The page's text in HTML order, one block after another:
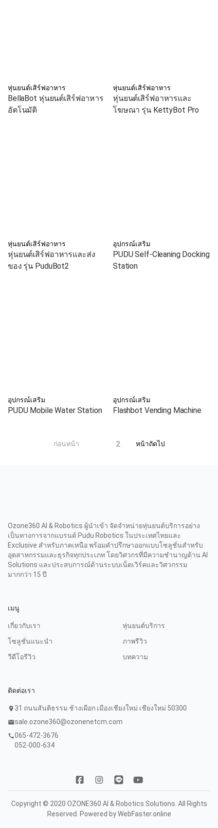
หุ่นยนต์เสิร์ฟอาหาร
BellaBot หุ่นยนต์เสิร์ฟอาหาร
อัตโนมัติ
หุ่นยนต์เสิร์ฟอาหาร
หุ่นยนต์เสิร์ฟอาหารและ
โฆษณา รุ่น KettyBot Pro
หุ่นยนต์เสิร์ฟอาหาร
หุ่นยนต์เสิร์ฟอาหารและส่ง
ของ รุ่น PuduBot2
อุปกรณ์เสริม
PUDU Self-Cleaning Docking
Station
อุปกรณ์เสริม
PUDU Mobile Water Station
อุปกรณ์เสริม
Flashbot Vending Machine
ก่อนหน้า 2 หน้าถัดไป
Ozone360 AI & Robotics ผู้นำเข้า จัดจำหน่ายหุ่นยนต์บริการอย่าง
เป็นทางการจากแบรนด์ Pudu Robotics ในประเทศไทยและ
Exclusive สำหรับภาคเหนือ พร้อมคำปรึกษาออกแบบโซลูชั่นสำหรับ
อุตสาหกรรมและธุรกิจทุกประเภท โดยวิศวกรที่มีความชำนาญด้าน AI
Solutions และประสบการณ์ด้านระบบเน็ตเวิร์คและวิศวกรรม
มากกว่า 15 ปี
เมนู
เกี่ยวกับเรา
หุ่นยนต์บริการ
โซลูชั่นแนะนำ
ภาพรีวิว
วีดีโอรีวิว
บทความ
ติดต่อเรา
location_on 31 ถนนสันติธรรม ช้างเผือก เมืองเชียงใหม่ เชียงใหม่ 50300
mailsale.ozone360@ozonenetcm.com
call065-472-3676
052-000-634
Copyright © 2020 OZONE360 AI & Robotics Solutions. All Rights
Reserved. Powered byWebFaster.online